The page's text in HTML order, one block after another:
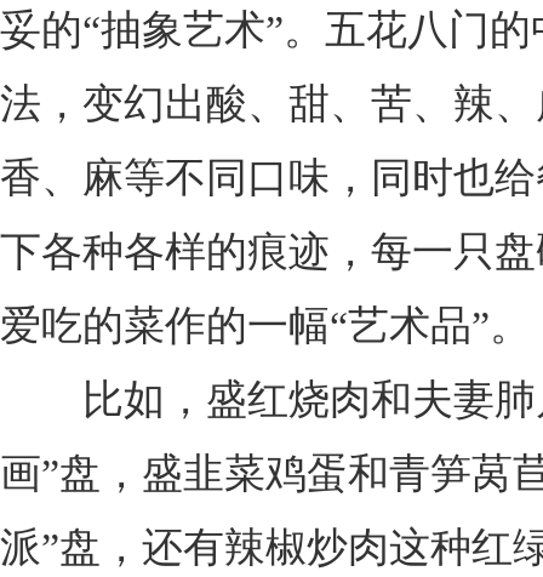
妥的“抽象艺术”。五花八门
法，变幻出酸、甜、苦、辣
香、麻等不同口味，同时也
下各种各样的痕迹，每一只
爱吃的菜作的一幅“艺术品”。
比如，盛红烧肉和夫妻肺
画”盘，盛韭菜鸡蛋和青笋莴
派”盘，还有辣椒炒肉这种红